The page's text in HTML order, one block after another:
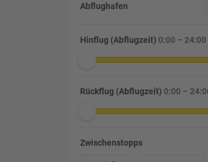
Abflughafen
Hinflug (Abflugzeit) 0:00 – 24:00
Rückflug (Abflugzeit) 0:00 –
Zwischenstopps